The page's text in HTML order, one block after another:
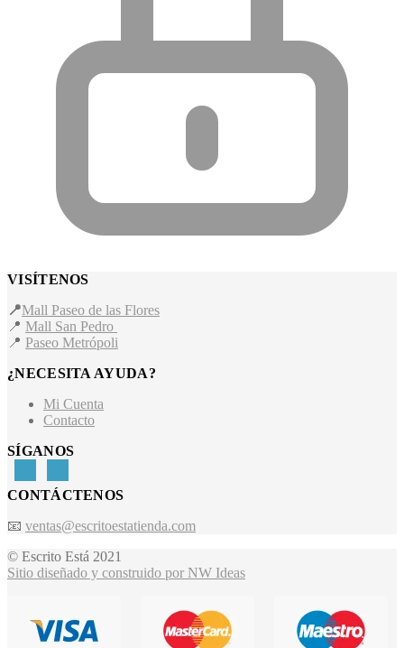
VISÍTENOS
📍Mall Paseo de las Flores
📍 Mall San Pedro
📍 Paseo Metrópoli
¿NECESITA AYUDA?
Mi Cuenta
Contacto
SÍGANOS
CONTÁCTENOS
📧 ventas@escritoestatienda.com
© Escrito Está 2021
Sitio diseñado y construido por NW Ideas